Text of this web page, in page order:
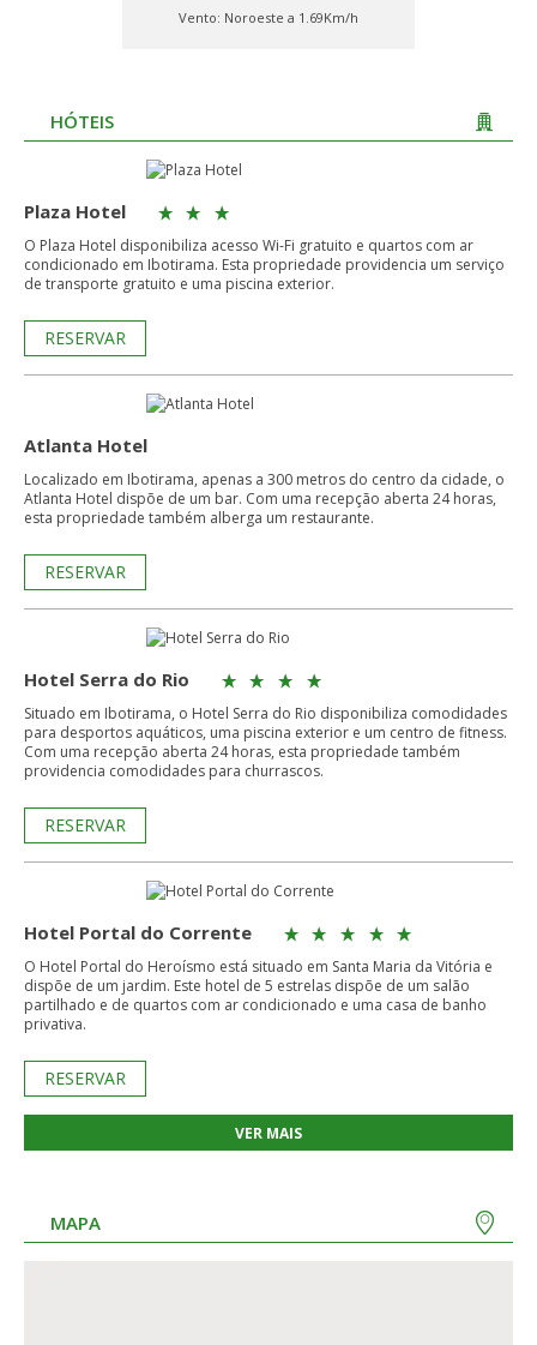
Vento: Noroeste a 1.69Km/h
HÓTEIS
Plaza Hotel
O Plaza Hotel disponibiliza acesso Wi-Fi gratuito e quartos com ar
condicionado em Ibotirama. Esta propriedade providencia um serviço
de transporte gratuito e uma piscina exterior.
RESERVAR
Atlanta Hotel
Localizado em Ibotirama, apenas a 300 metros do centro da cidade, o
Atlanta Hotel dispõe de um bar. Com uma recepção aberta 24 horas,
esta propriedade também alberga um restaurante.
RESERVAR
Hotel Serra do Rio
Situado em Ibotirama, o Hotel Serra do Rio disponibiliza comodidades
para desportos aquáticos, uma piscina exterior e um centro de fitness.
Com uma recepção aberta 24 horas, esta propriedade também
providencia comodidades para churrascos.
RESERVAR
Hotel Portal do Corrente
O Hotel Portal do Heroísmo está situado em Santa Maria da Vitória e
dispõe de um jardim. Este hotel de 5 estrelas dispõe de um salão
partilhado e de quartos com ar condicionado e uma casa de banho
privativa.
RESERVAR
VER MAIS
MAPA